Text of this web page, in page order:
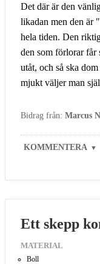
Det där är den
likadan men den är
hela tiden. Den
den som förlorar får
utåt, och så ska
mjukt väljer man
Bidrag från: Marcus
KOMMENTERA ▼
Ett skepp
MATERIAL
Boll